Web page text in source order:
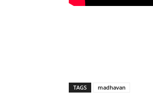
TAGS madhavan